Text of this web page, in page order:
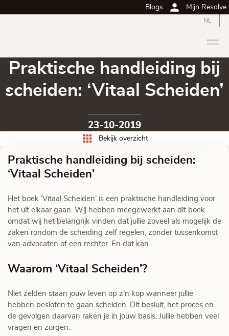
Blogs Mijn Resolve
NL
Praktische handleiding bij
scheiden: ‘Vitaal Scheiden’
23-10-2019
Bekijk overzicht
Praktische handleiding bij scheiden:
‘Vitaal Scheiden’
Het boek ‘Vitaal Scheiden’ is een praktische handleiding voor
het uit elkaar gaan. Wij hebben meegewerkt aan dit boek
omdat wij het belangrijk vinden dat jullie zoveel als mogelijk de
zaken rondom de scheiding zelf regelen, zonder tussenkomst
van advocaten of een rechter. En dat kan.
Waarom ‘Vitaal Scheiden’?
Niet zelden staan jouw leven op z’n kop wanneer jullie
hebben besloten te gaan scheiden. Dit besluit, het proces en
de gevolgen daarvan raken je in jouw basis. Jullie hebben veel
vragen en zorgen.